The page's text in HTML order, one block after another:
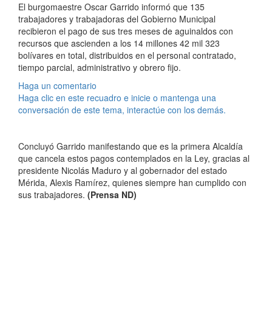
El burgomaestre Oscar Garrido informó que 135
trabajadores y trabajadoras del Gobierno Municipal
recibieron el pago de sus tres meses de aguinaldos con
recursos que ascienden a los 14 millones 42 mil 323
bolívares en total, distribuidos en el personal contratado,
tiempo parcial, administrativo y obrero fijo.
Haga un comentario
Haga clic en este recuadro e inicie o mantenga una
conversación de este tema, interactúe con los demás.
Concluyó Garrido manifestando que es la primera Alcaldía
que cancela estos pagos contemplados en la Ley, gracias al
presidente Nicolás Maduro y al gobernador del estado
Mérida, Alexis Ramírez, quienes siempre han cumplido con
sus trabajadores. (Prensa ND)